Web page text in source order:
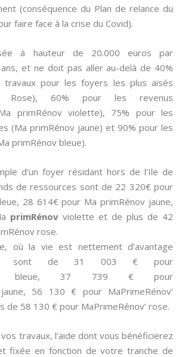
(conséquence du Plan de relance du
faire face à la crise du Covid).
à hauteur de 20.000 euros par
et ne doit pas aller au-delà de 40%
travaux pour les foyers les plus aisés
Rose), 60% pour les revenus
primRénov violette), 75% pour les
(Ma primRénov jaune) et 90% pour les
primRénov bleue).
d’un foyer résidant hors de l’Ile de
de ressources sont de 22 320€ pour
28 614€ pour Ma primRénov jaune,
primRénov violette et de plus de 42
rose.
où la vie est nettement d’avantage
ils sont de 31 003 € pour
bleue, 37 739 € pour
jaune, 56 130 € pour MaPrimeRénov’
de 58 130 € pour MaPrimeRénov’ rose.
vos travaux, l’aide dont vous bénéficierez
fixée en fonction de votre tranche de